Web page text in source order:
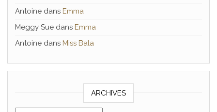
Antoine dans Emma
Meggy Sue dans Emma
Antoine dans Miss Bala
ARCHIVES